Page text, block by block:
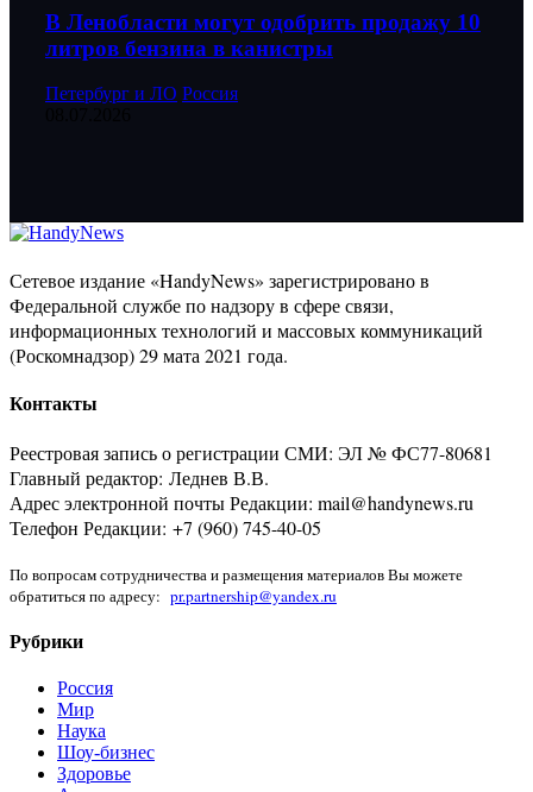
В Ленобласти могут одобрить продажу 10
литров бензина в канистры
Петербург и ЛО Россия
Сетевое издание «HandyNews» зарегистрировано в
Федеральной службе по надзору в сфере связи,
информационных технологий и массовых коммуникаций
(Роскомнадзор) 29 мата 2021 года.
Контакты
Реестровая запись о регистрации СМИ: ЭЛ № ФС77-80681
Главный редактор: Леднев В.В.
Адрес электронной почты Редакции: mail@handynews.ru
Телефон Редакции: +7 (960) 745-40-05
По вопросам сотрудничества и размещения материалов Вы можете
обратиться по адресу: pr.partnership@yandex.ru
Рубрики
Россия
Мир
Наука
Шоу-бизнес
Здоровье